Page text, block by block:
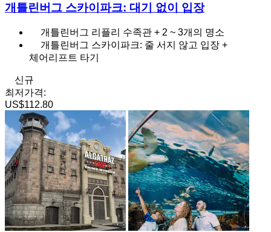
개틀린버그 스카이파크: 대기 없이 입장
개틀린버그 리플리 수족관 + 2 ~ 3개의 명소
개틀린버그 스카이파크: 줄 서지 않고 입장 +
체어리프트 타기
신규
최저가격:
US$112.80